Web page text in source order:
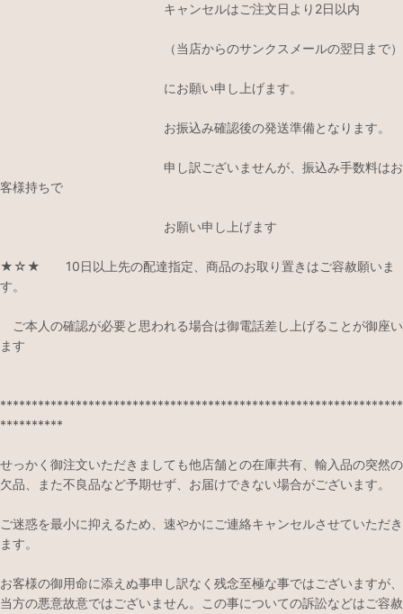
キャンセルはご注文日より2日以内
（当店からのサンクスメールの翌日まで）
にお願い申し上げます。
お振込み確認後の発送準備となります。
申し訳ございませんが、振込み手数料はお
客様持ちで
お願い申し上げます
★☆★ 10日以上先の配達指定、商品のお取り置きはご容赦願いま
す。
ご本人の確認が必要と思われる場合は御電話差し上げることが御座い
ます
****************************************************************
**********
せっかく御注文いただきましても他店舗との在庫共有、輸入品の突然の
欠品、また不良品など予期せず、お届けできない場合がございます。
ご迷惑を最小に抑えるため、速やかにご連絡キャンセルさせていただき
ます。
お客様の御用命に添えぬ事申し訳なく残念至極な事ではございますが、
当方の悪意故意ではございません。この事についての訴訟などはご容赦